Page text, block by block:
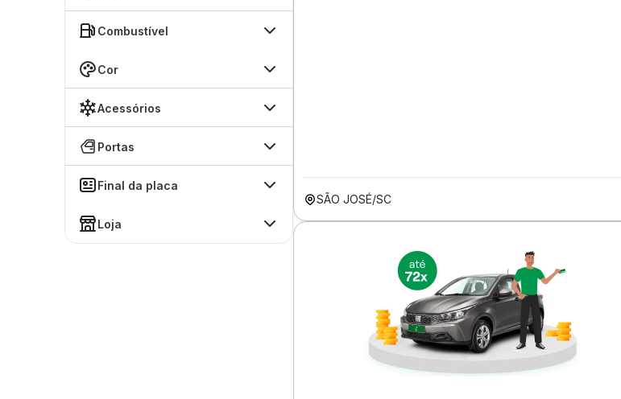
Combustível
Cor
Acessórios
Portas
Final da placa
Loja
SÃO JOSÉ/SC